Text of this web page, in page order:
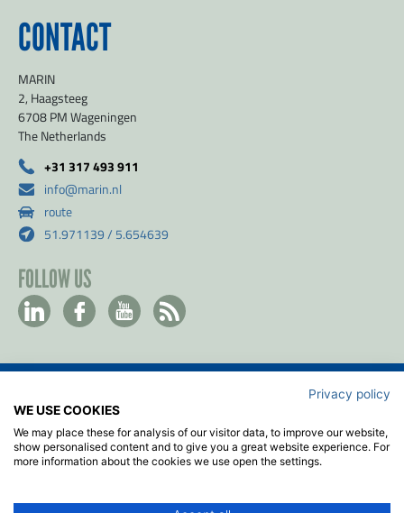
CONTACT
MARIN
2, Haagsteeg
6708 PM Wageningen
The Netherlands
+31 317 493 911
info@marin.nl
route
51.971139 / 5.654639
FOLLOW US
Privacy & Cookie policy
Disclaimer
Terms & Conditions
Privacy policy
WE USE COOKIES
We may place these for analysis of our visitor data, to improve our website,
show personalised content and to give you a great website experience. For
more information about the cookies we use open the settings.